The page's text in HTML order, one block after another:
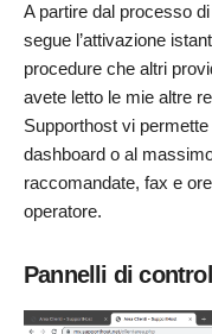
A partire dal processo
segue l’attivazione
procedure che altri
avete letto le mie altre
Supporthost vi
dashboard o al
raccomandate, fax e
operatore.
Pannelli di